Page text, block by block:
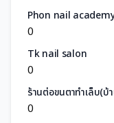
Phon nail
0
Tk nail salon
0
ร้านต่อขนตาทำเล็บ(บ้
0